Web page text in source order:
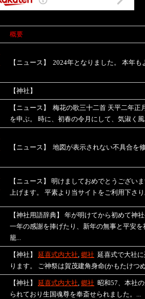
概要
【ニュース】 2024年となりました。 本年も
【神社】
【ニュース】
梅花の歌三十二首 天平二年正
を申ぶ。 時に、初春の令月にして、気淑く
【ニュース】 地図が表示されない不具合を
【ニュース】 明けましておめでとうござい
上げます。 平素より当サイトをご利用下さ
【神社用語辞典】 年が明けてから初めて神
一年の感謝を捧げたり、新年の無事と平安
籠...
【神社】 延喜式内大社, 郷社 延喜式で大社
ります。 ご神祭は賀茂建角身命(かもたけつ
【神社】 延喜式内大社, 郷社 昭和57、本社
られており生国魂尊を奉斎せられました。...